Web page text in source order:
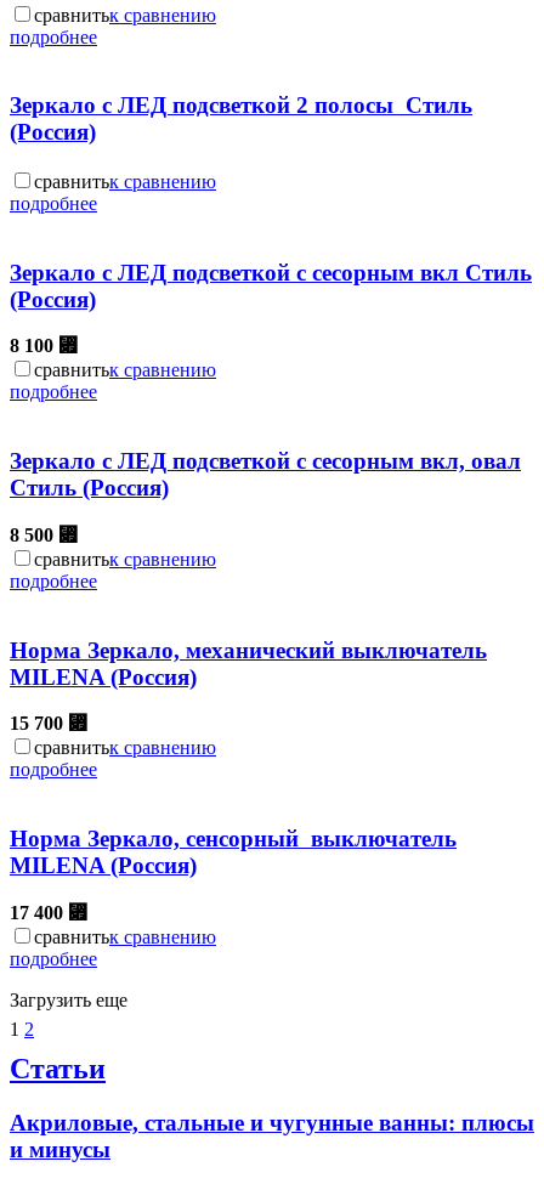
сравнитьк сравнению
подробнее
Зеркало с ЛЕД подсветкой 2 полосы Стиль
(Россия)
сравнитьк сравнению
подробнее
Зеркало с ЛЕД подсветкой с сесорным вкл Стиль
(Россия)
8 100 ⃏
сравнитьк сравнению
подробнее
Зеркало с ЛЕД подсветкой с сесорным вкл, овал
Стиль (Россия)
8 500 ⃏
сравнитьк сравнению
подробнее
Норма Зеркало, механический выключатель
MILENA (Россия)
15 700 ⃏
сравнитьк сравнению
подробнее
Норма Зеркало, сенсорный выключатель
MILENA (Россия)
17 400 ⃏
сравнитьк сравнению
подробнее
Загрузить еще
1 2
Статьи
Акриловые, стальные и чугунные ванны: плюсы
и минусы